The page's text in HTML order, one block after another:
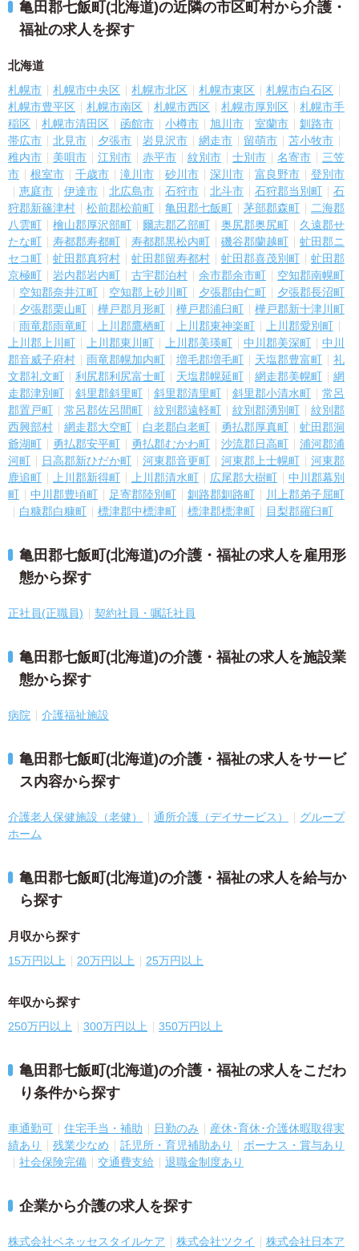
亀田郡七飯町(北海道)の近隣の市区町村から介護・
福祉の求人を探す
北海道
札幌市 札幌市中央区 札幌市北区 札幌市東区
札幌市白石区
札幌市豊平区
札幌市南区 札幌市西区 札幌市厚別区
札幌市手
稲区
札幌市清田区 函館市 小樽市 旭川市 室蘭市
釧路市
帯広市
北見市 夕張市 岩見沢市 網走市 留萌市
苫小牧市
稚内市
美唄市 江別市 赤平市 紋別市 士別市 名寄市
三笠
市
根室市 千歳市 滝川市 砂川市 深川市 富良野市
登別市
恵庭市
伊達市 北広島市 石狩市 北斗市 石狩郡当別町
石
狩郡新篠津村
松前郡松前町 亀田郡七飯町 茅部郡森町
二海郡
八雲町
檜山郡厚沢部町 爾志郡乙部町 奥尻郡奥尻町
久遠郡せ
たな町
寿都郡寿都町 寿都郡黒松内町 磯谷郡蘭越町
虻田郡ニ
セコ町
虻田郡真狩村 虻田郡留寿都村 虻田郡喜茂別町
虻田郡
京極町
岩内郡岩内町 古宇郡泊村 余市郡余市町
空知郡南幌町
空知郡奈井江町
空知郡上砂川町 夕張郡由仁町
夕張郡長沼町
夕張郡栗山町
樺戸郡月形町 樺戸郡浦臼町
樺戸郡新十津川町
雨竜郡雨竜町
上川郡鷹栖町 上川郡東神楽町
上川郡愛別町
上川郡上川町
上川郡東川町 上川郡美瑛町 中川郡美深町
中川
郡音威子府村
雨竜郡幌加内町 増毛郡増毛町 天塩郡豊富町
礼
文郡礼文町
利尻郡利尻富士町 天塩郡幌延町 網走郡美幌町
網
走郡津別町
斜里郡斜里町 斜里郡清里町 斜里郡小清水町
常呂
郡置戸町
常呂郡佐呂間町 紋別郡遠軽町 紋別郡湧別町
紋別郡
西興部村
網走郡大空町 白老郡白老町 勇払郡厚真町
虻田郡洞
爺湖町
勇払郡安平町 勇払郡むかわ町 沙流郡日高町
浦河郡浦
河町
日高郡新ひだか町 河東郡音更町 河東郡上士幌町
河東郡
鹿追町
上川郡新得町 上川郡清水町 広尾郡大樹町
中川郡幕別
町
中川郡豊頃町 足寄郡陸別町 釧路郡釧路町
川上郡弟子屈町
白糠郡白糠町
標津郡中標津町 標津郡標津町 目梨郡羅臼町
亀田郡七飯町(北海道)の介護・福祉の求人を雇用形
態から探す
正社員(正職員) 契約社員・嘱託社員
亀田郡七飯町(北海道)の介護・福祉の求人を施設業
態から探す
病院 介護福祉施設
亀田郡七飯町(北海道)の介護・福祉の求人をサービ
ス内容から探す
介護老人保健施設（老健） 通所介護（デイサービス）
グループ
ホーム
亀田郡七飯町(北海道)の介護・福祉の求人を給与か
ら探す
月収から探す
15万円以上 20万円以上 25万円以上
年収から探す
250万円以上 300万円以上 350万円以上
亀田郡七飯町(北海道)の介護・福祉の求人をこだわ
り条件から探す
車通勤可 住宅手当・補助 日勤のみ
産休･育休･介護休暇取得実
績あり
残業少なめ 託児所・育児補助あり
ボーナス・賞与あり
社会保険完備
交通費支給 退職金制度あり
企業から介護の求人を探す
株式会社ベネッセスタイルケア 株式会社ツクイ
株式会社日本ア